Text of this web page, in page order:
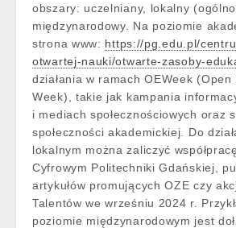
obszary: uczelniany, lokalny
międzynarodowy. Na poziomie
strona www: https://pg.edu.pl/
otwartej-nauki/otwarte-zasoby-
działania w ramach OEWeek (Open
Week), takie jak kampania
i mediach społecznościowych oraz
społeczności akademickiej. Do
lokalnym można zaliczyć
Cyfrowym Politechniki Gdańskiej,
artykułów promujących OZE czy
Talentów we wrześniu 2024 r.
poziomie międzynarodowym jest